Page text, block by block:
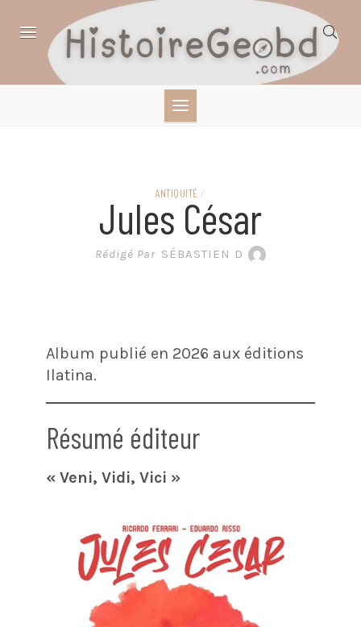
LITTÉRATURE EN
BANDE DESSINÉE
ANTIQUITÉ /
Jules César
Rédigé Par SÉBASTIEN D
Album publié en 2026 aux éditions
Ilatina.
Résumé éditeur
« Veni, Vidi, Vici »